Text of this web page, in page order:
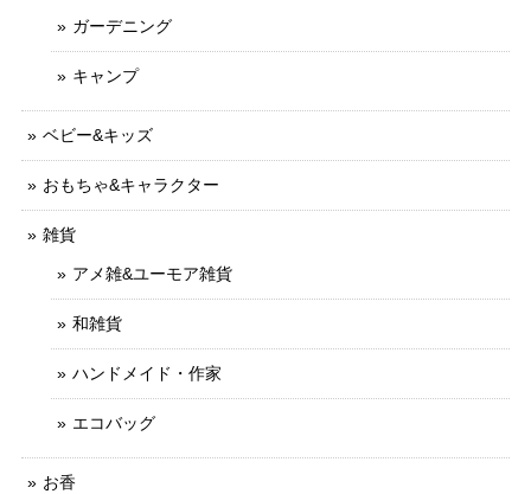
ガーデニング
キャンプ
ベビー&キッズ
おもちゃ&キャラクター
雑貨
アメ雑&ユーモア雑貨
和雑貨
ハンドメイド・作家
エコバッグ
お香